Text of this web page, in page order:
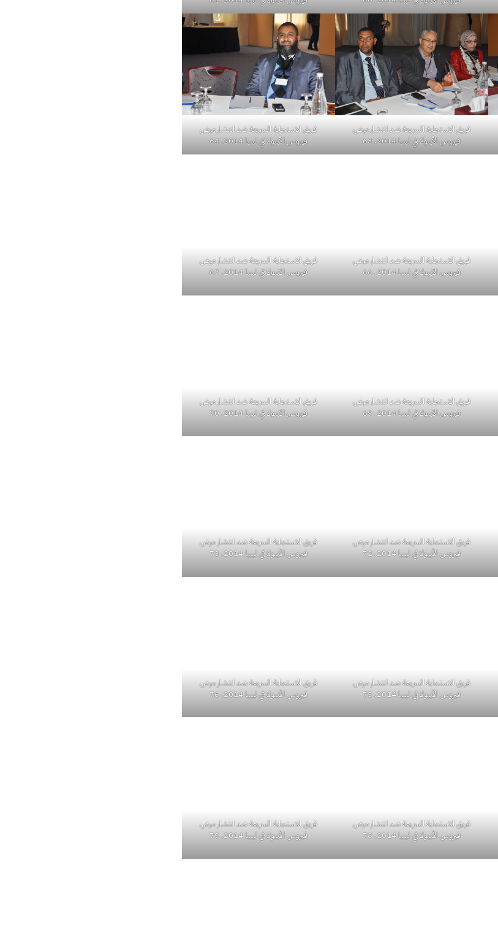
فريق الاستجابة السريعة ضد انتشار مرض
فيروس الأيبولا في ليبيا 2014. 63
فريق الاستجابة السريعة ضد انتشار مرض
فيروس الأيبولا في ليبيا 2014. 64
فريق الاستجابة السريعة ضد انتشار مرض
فيروس الأيبولا في ليبيا 2014. 66
فريق الاستجابة السريعة ضد انتشار مرض
فيروس الأيبولا في ليبيا 2014. 67
فريق الاستجابة السريعة ضد انتشار مرض
فيروس الأيبولا في ليبيا 2014. 69
فريق الاستجابة السريعة ضد انتشار مرض
فيروس الأيبولا في ليبيا 2014. 70
فريق الاستجابة السريعة ضد انتشار مرض
فيروس الأيبولا في ليبيا 2014. 72
فريق الاستجابة السريعة ضد انتشار مرض
فيروس الأيبولا في ليبيا 2014. 73
فريق الاستجابة السريعة ضد انتشار مرض
فيروس الأيبولا في ليبيا 2014. 75
فريق الاستجابة السريعة ضد انتشار مرض
فيروس الأيبولا في ليبيا 2014. 76
فريق الاستجابة السريعة ضد انتشار مرض
فيروس الأيبولا في ليبيا 2014. 78
فريق الاستجابة السريعة ضد انتشار مرض
فيروس الأيبولا في ليبيا 2014. 79